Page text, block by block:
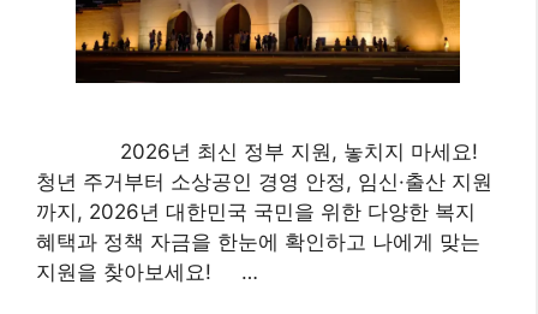
2026년 최신 정부 지원, 놓치지 마세요!
청년 주거부터 소상공인 경영 안정, 임신·출산 지원
까지, 2026년 대한민국 국민을 위한 다양한 복지
혜택과 정책 자금을 한눈에 확인하고 나에게 맞는
지원을 찾아보세요! …